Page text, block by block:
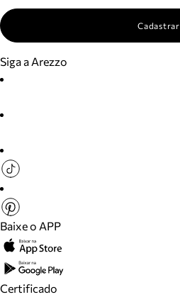
Cadastrar
Siga a Arezzo
Baixe o APP
Certificado